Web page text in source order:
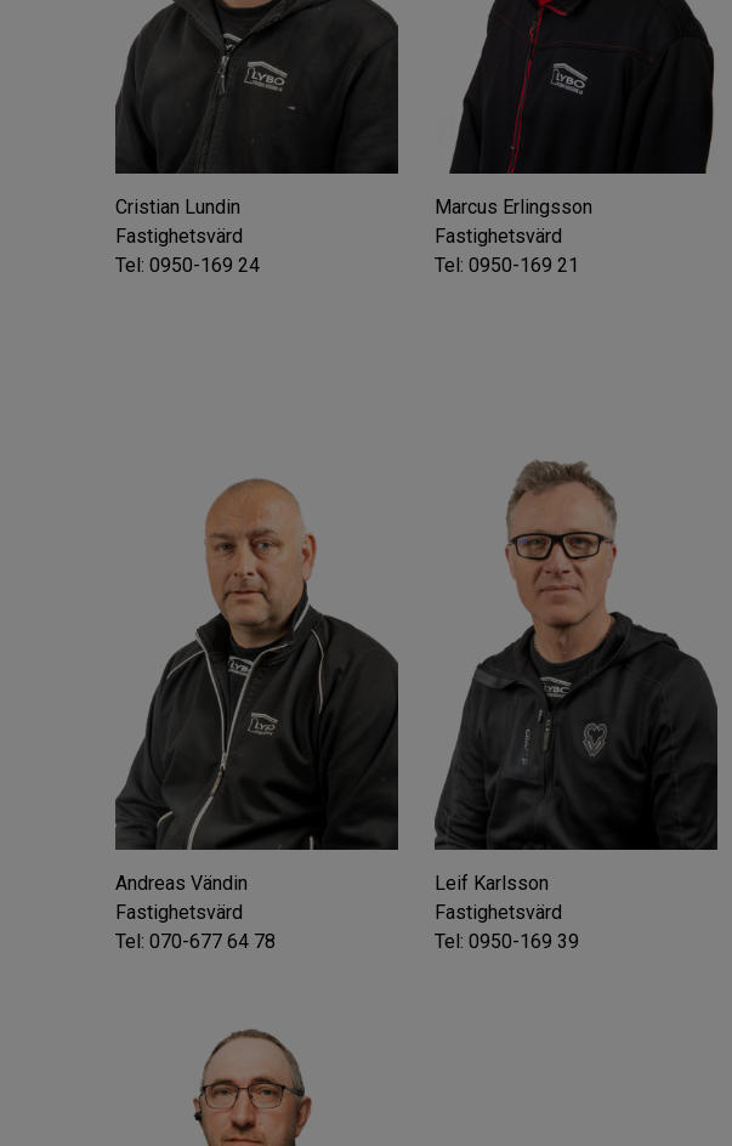
Cristian Lundin
Fastighetsvärd
Tel: 0950-169 24
Marcus Erlingsson
Fastighetsvärd
Tel: 0950-169 21
Andreas Vändin
Fastighetsvärd
Tel: 070-677 64 78
Leif Karlsson
Fastighetsvärd
Tel: 0950-169 39